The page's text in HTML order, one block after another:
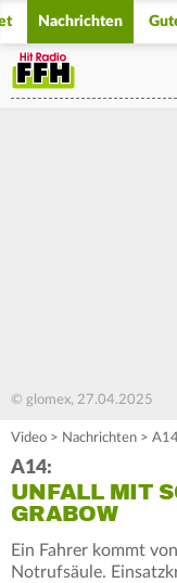
Nachrichten
© glomex, 27.04.2025
Video > Nachrichten >
A14:
UNFALL MIT
GRABOW
Ein Fahrer kommt
Notrufsäule.